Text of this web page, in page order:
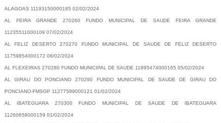
ALAGOAS 11193150000185 02/02/2024
AL FEIRA GRANDE 270260 FUNDO MUNICIPAL DE SAUDE FEIRA GRANDE
11235511000109 07/02/2024
AL FELIZ DESERTO 270270 FUNDO MUNICIPAL DE SAUDE DE FELIZ DESERTO
11759854000172 08/02/2024
AL FLEXEIRAS 270280 FUNDO MUNICIPAL DE SAUDE 11895474000165 05/02/2024
AL GIRAU DO PONCIANO 270290 FUNDO MUNICIPAL DE SAUDE DE GIRAU DO
PONCIANO-FMSGP 11277599000121 01/02/2024
AL IBATEGUARA 270300 FUNDO MUNICIPAL DE SAUDE DE IBATEGUARA
11260658000159 01/02/2024